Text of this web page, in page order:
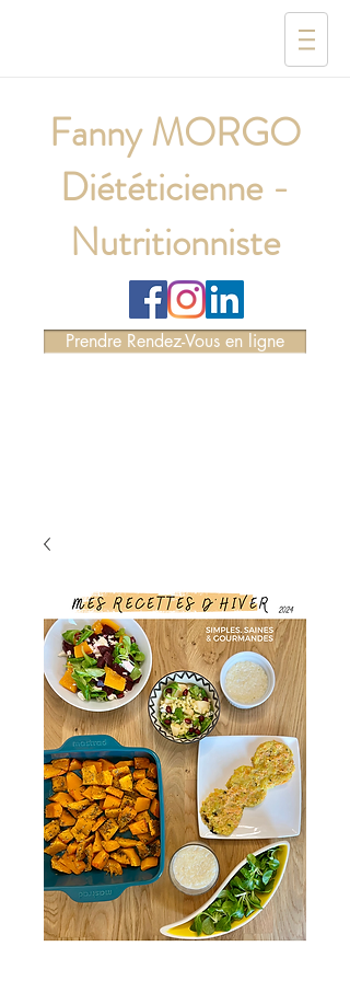
Fanny MORGO
Diététicienne -
Nutritionniste
Prendre Rendez-Vous en ligne